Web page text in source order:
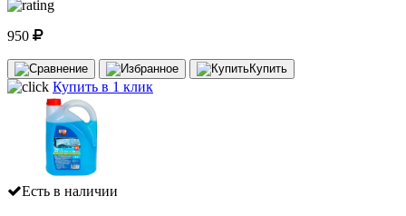
950
Купить
Купить в 1 клик
Есть в наличии